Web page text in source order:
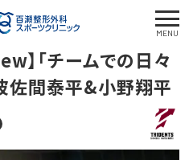
MENU
「チームでの日々
佐間泰平&小野翔平